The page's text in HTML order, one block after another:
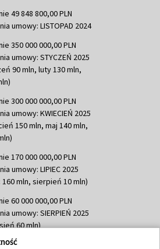
49 848 800,00 PLN
umowy: LISTOPAD 2024
350 000 000,00 PLN
umowy: STYCZEŃ 2025
90 mln, luty 130 mln,
300 000 000,00 PLN
umowy: KWIECIEŃ 2025
150 mln, maj 140 mln,
170 000 000,00 PLN
umowy: LIPIEC 2025
mln, sierpień 10 mln)
60 000 000,00 PLN
umowy: SIERPIEŃ 2025
60 mln)
635 783 051,21 PLN